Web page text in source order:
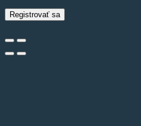
Registrovať sa